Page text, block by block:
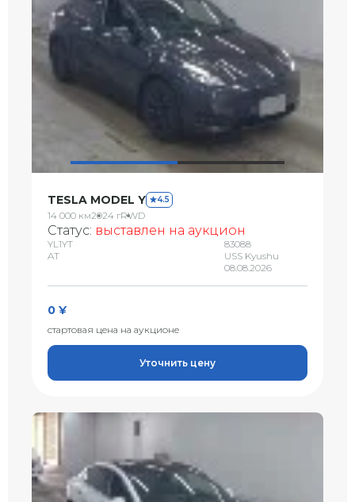
TESLA MODEL Y 4.5
14 000 км2024 гRWD
Статус: выставлен на аукцион
YL1YT
AT
83088
USS Kyushu
08.08.2026
0 ¥
стартовая цена на аукционе
Уточнить цену